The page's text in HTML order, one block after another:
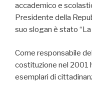
accademico e
Presidente della
suo slogan è stato
Come responsabile
costituzione nel 2001
esemplari di